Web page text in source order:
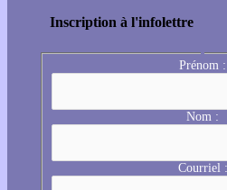
Inscription à l'infolettre
Prénom :
Nom :
Courriel :